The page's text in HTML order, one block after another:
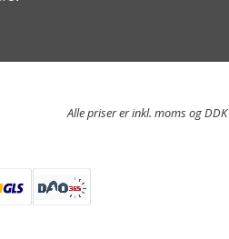
Alle priser er inkl. moms og DDK